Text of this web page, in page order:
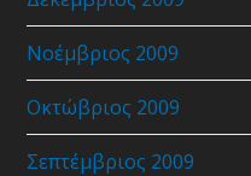
Νοέμβριος 2009
Οκτώβριος 2009
Σεπτέμβριος 2009